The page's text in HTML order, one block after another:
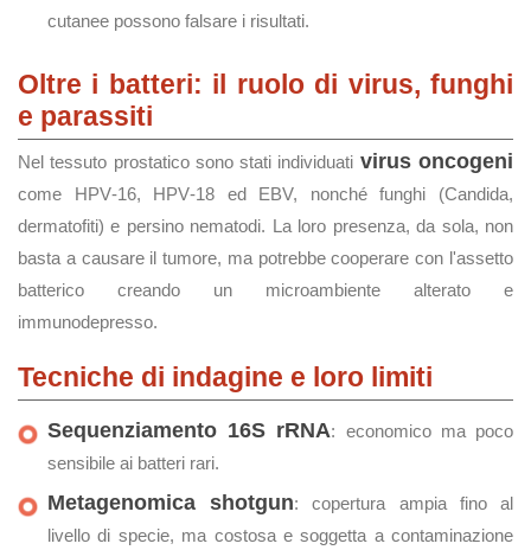
cutanee possono falsare i risultati.
Oltre i batteri: il ruolo di virus, funghi
e parassiti
Nel tessuto prostatico sono stati individuati virus oncogeni
come HPV‑16, HPV‑18 ed EBV, nonché funghi (Candida,
dermatofiti) e persino nematodi. La loro presenza, da sola, non
basta a causare il tumore, ma potrebbe cooperare con l'assetto
batterico creando un microambiente alterato e
immunodepresso.
Tecniche di indagine e loro limiti
Sequenziamento 16S rRNA: economico ma poco
sensibile ai batteri rari.
Metagenomica shotgun: copertura ampia fino al
livello di specie, ma costosa e soggetta a contaminazione